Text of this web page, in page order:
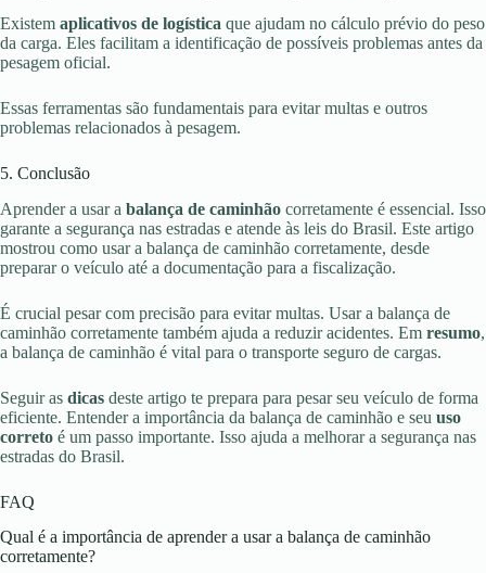
Existem aplicativos de logística que ajudam no cálculo prévio do peso
da carga. Eles facilitam a identificação de possíveis problemas antes da
pesagem oficial.
Essas ferramentas são fundamentais para evitar multas e outros
problemas relacionados à pesagem.
5. Conclusão
Aprender a usar a balança de caminhão corretamente é essencial. Isso
garante a segurança nas estradas e atende às leis do Brasil. Este artigo
mostrou como usar a balança de caminhão corretamente, desde
preparar o veículo até a documentação para a fiscalização.
É crucial pesar com precisão para evitar multas. Usar a balança de
caminhão corretamente também ajuda a reduzir acidentes. Em resumo,
a balança de caminhão é vital para o transporte seguro de cargas.
Seguir as dicas deste artigo te prepara para pesar seu veículo de forma
eficiente. Entender a importância da balança de caminhão e seu uso
correto é um passo importante. Isso ajuda a melhorar a segurança nas
estradas do Brasil.
FAQ
Qual é a importância de aprender a usar a balança de caminhão
corretamente?